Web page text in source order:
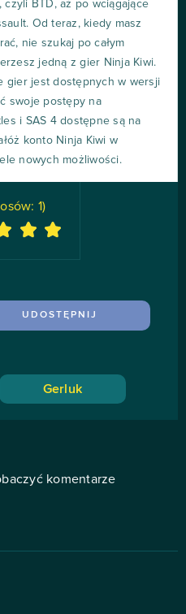
BTD, aż po wciągające
Od teraz, kiedy masz
nie szukaj po całym
jedną z gier Ninja Kiwi.
gier jest dostępnych w wersji
swoje postępy na
i SAS 4 dostępne są na
konto Ninja Kiwi w
nowych możliwości.
UDOSTĘPNIJ
1)
Gerluk
komentarze